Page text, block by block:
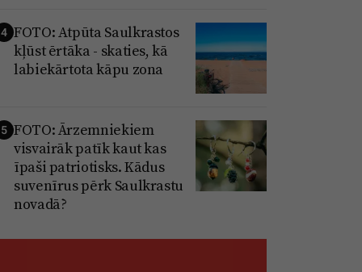
4 FOTO: Atpūta Saulkrastos
kļūst ērtāka - skaties, kā
labiekārtota kāpu zona
5 FOTO: Ārzemniekiem
visvairāk patīk kaut kas
īpaši patriotisks. Kādus
suvenīrus pērk Saulkrastu
novadā?